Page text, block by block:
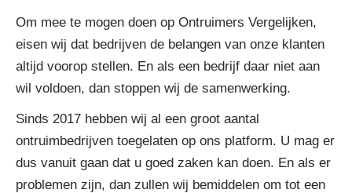
Om mee te mogen doen op Ontruimers Vergelijken,
eisen wij dat bedrijven de belangen van onze klanten
altijd voorop stellen. En als een bedrijf daar niet aan
wil voldoen, dan stoppen wij de samenwerking.
Sinds 2017 hebben wij al een groot aantal
ontruimbedrijven toegelaten op ons platform. U mag er
dus vanuit gaan dat u goed zaken kan doen. En als er
problemen zijn, dan zullen wij bemiddelen om tot een